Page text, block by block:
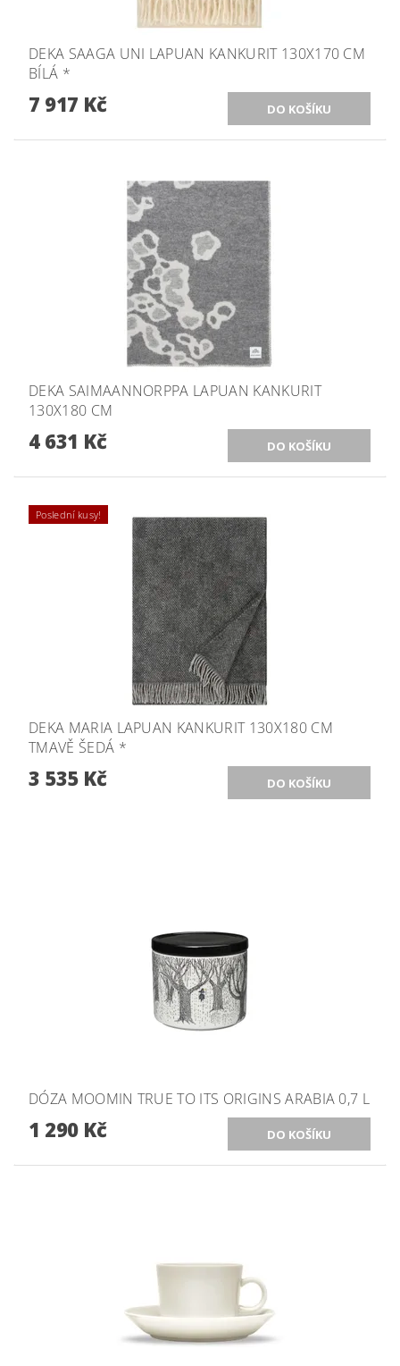
DEKA SAAGA UNI LAPUAN KANKURIT 130X170 CM
BÍLÁ *
7 917 Kč
DEKA SAIMAANNORPPA LAPUAN KANKURIT
130X180 CM
4 631 Kč
Poslední kusy!
DEKA MARIA LAPUAN KANKURIT 130X180 CM
TMAVĚ ŠEDÁ *
3 535 Kč
DÓZA MOOMIN TRUE TO ITS ORIGINS ARABIA 0,7 L
1 290 Kč